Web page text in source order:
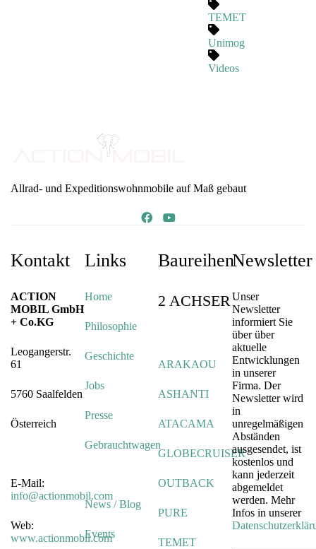
TEMET
Unimog
Videos
Allrad- und Expeditionswohnmobile auf Maß gebaut
Kontakt
ACTION
MOBIL GmbH
+ Co.KG
Leogangerstr.
61
5760 Saalfelden
Österreich
E-Mail:
info@actionmobil.com
Web:
www.actionmobil.com
Links
Home
Philosophie
Geschichte
Jobs
Presse
Gebrauchtwagen
News / Blog
Events
Baureihen
2 ACHSER
ARAKAOU
ASHANTI
ATACAMA
GLOBECRUISER
OUTBACK
PURE
TEMET
Newsletter
Unser
Newsletter
informiert Sie
über über
aktuelle
Entwicklungen
in unserer
Firma. Der
Newsletter wird
in
unregelmäßigen
Abständen
ausgesendet, ist
kostenlos und
kann jederzeit
abgemeldet
werden. Mehr
Infos in unserer